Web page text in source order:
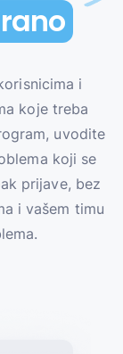
i
koje treba
uvodite
koji se
prijave, bez
i vašem timu